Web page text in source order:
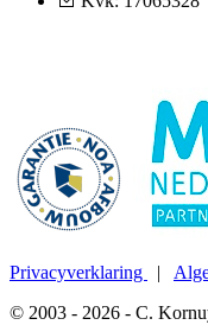
Privacyverklaring |
© 2003 - 2026 - C.